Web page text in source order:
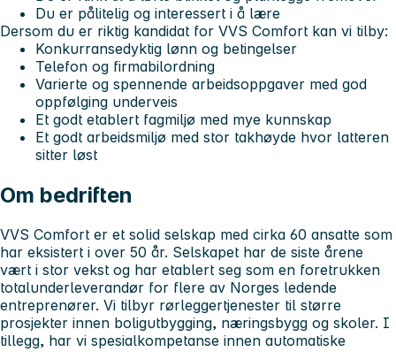
Du er pålitelig og interessert i å lære
Dersom du er riktig kandidat for VVS Comfort kan vi tilby:
Konkurransedyktig lønn og betingelser
Telefon og firmabilordning
Varierte og spennende arbeidsoppgaver med god
oppfølging underveis
Et godt etablert fagmiljø med mye kunnskap
Et godt arbeidsmiljø med stor takhøyde hvor latteren
sitter løst
Om bedriften
VVS Comfort er et solid selskap med cirka 60 ansatte som
har eksistert i over 50 år. Selskapet har de siste årene
vært i stor vekst og har etablert seg som en foretrukken
totalunderleverandør for flere av Norges ledende
entreprenører. Vi tilbyr rørleggertjenester til større
prosjekter innen boligutbygging, næringsbygg og skoler. I
tillegg, har vi spesialkompetanse innen automatiske